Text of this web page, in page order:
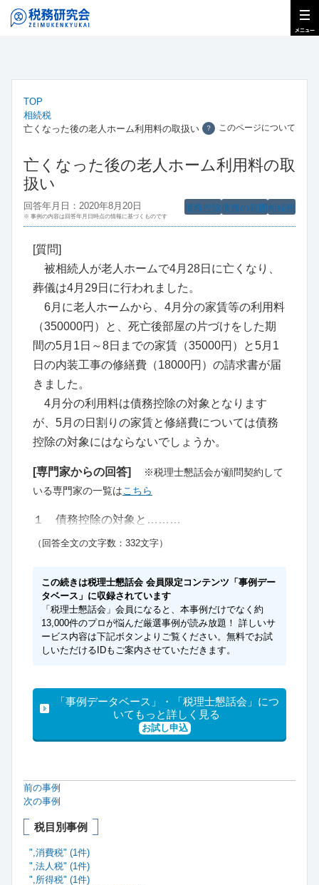
TOP
相続税
亡くなった後の老人ホーム利用料の取扱い
？ このページについて
亡くなった後の老人ホーム利用料の取
扱い
相続税
債務の範囲
債務控除
回答年月日：2020年8月20日
※ 事例の内容は回答年月日時点の情報に基づくものです
[質問]
被相続人が老人ホームで4月28日に亡くなり、
葬儀は4月29日に行われました。
6月に老人ホームから、4月分の家賃等の利用料
（350000円）と、死亡後部屋の片づけをした期
間の5月1日～8日までの家賃（35000円）と5月1
日の内装工事の修繕費（18000円）の請求書が届
きました。
4月分の利用料は債務控除の対象となります
が、5月の日割りの家賃と修繕費については債務
控除の対象にはならないでしょうか。
[専門家からの回答]
※税理士懇話会が顧問契約して
いる専門家の一覧はこちら
１ 債務控除の対象と………
（回答全文の文字数：332文字）
この続きは税理士懇話会 会員限定コンテンツ「事例デー
タベース」に収録されています
「税理士懇話会」会員になると、本事例だけでなく約
13,000件のプロが悩んだ厳選事例が読み放題！ 詳しいサ
ービス内容は下記ボタンよりご覧ください。無料でお試
しいただけるIDもご案内させていただきます。
「事例データベース」・「税理士懇話会」につ
いてもっと詳しく見る
お試し申込
前の事例
次の事例
税目別事例
",消費税" (1件)
",法人税" (1件)
",所得税" (1件)